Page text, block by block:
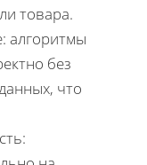
товара.
алгоритмы
без
что